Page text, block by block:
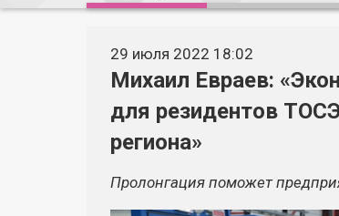
29 июля 2022 18:02
Михаил Евраев:
для резидентов
региона»
Пролонгация поможет